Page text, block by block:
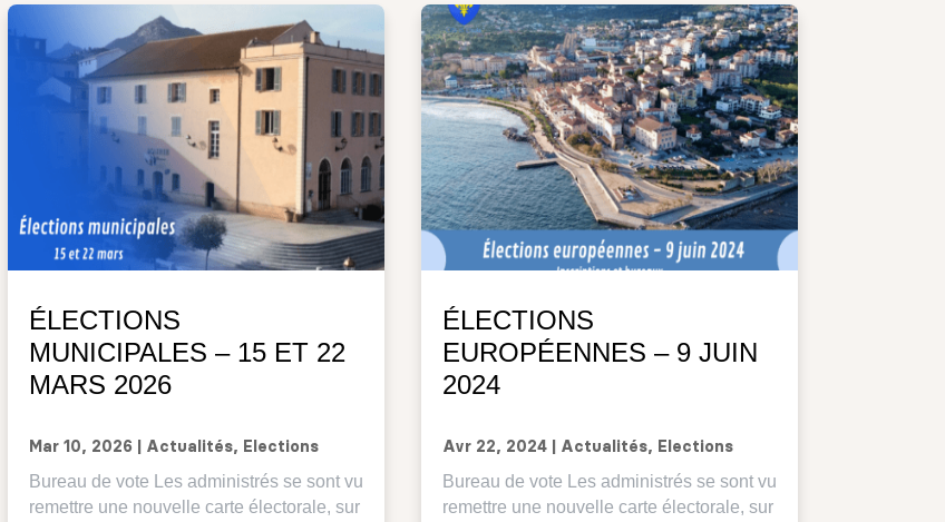
ÉLECTIONS
MUNICIPALES – 15 ET 22
MARS 2026
Mar 10, 2026| Actualités, Elections
Bureau de vote Les administrés se sont vu
remettre une nouvelle carte électorale, sur
ÉLECTIONS
EUROPÉENNES – 9 JUIN
2024
Avr 22, 2024| Actualités, Elections
Bureau de vote Les administrés se sont vu
remettre une nouvelle carte électorale, sur